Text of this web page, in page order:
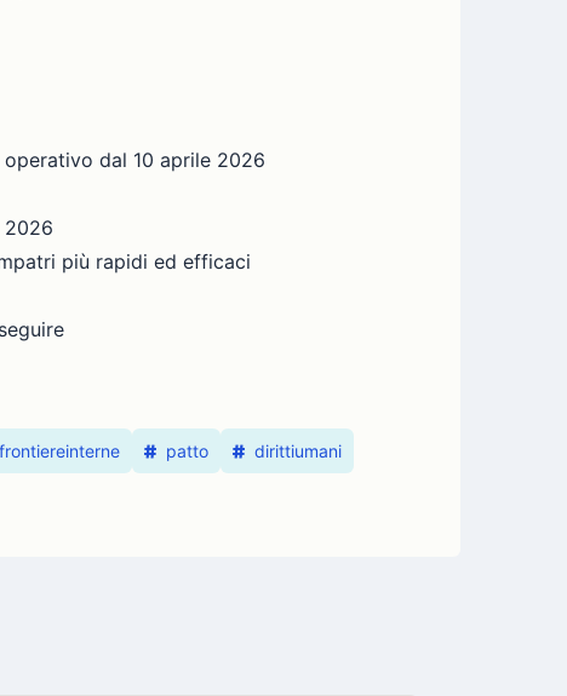
dal 10 aprile 2026
2026
più rapidi ed efficaci
frontiereinterne patto dirittiumani